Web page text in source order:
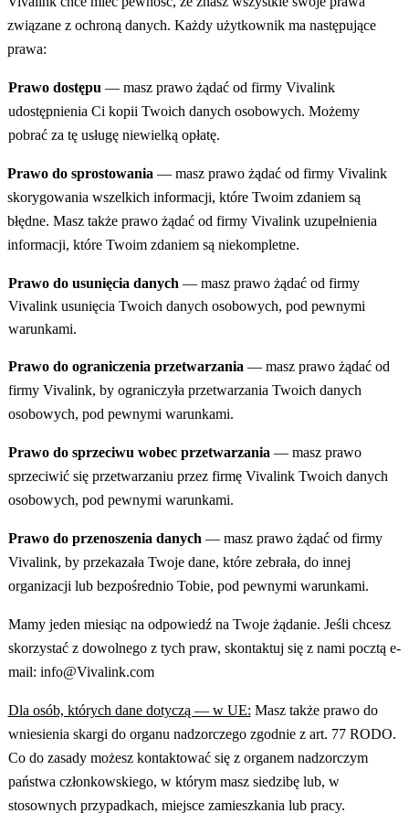
związane z ochroną danych. Każdy użytkownik ma następujące
prawa:
Prawo dostępu — masz prawo żądać od firmy Vivalink
udostępnienia Ci kopii Twoich danych osobowych. Możemy
pobrać za tę usługę niewielką opłatę.
Prawo do sprostowania— masz prawo żądać od firmy Vivalink
skorygowania wszelkich informacji, które Twoim zdaniem są
błędne. Masz także prawo żądać od firmy Vivalink uzupełnienia
informacji, które Twoim zdaniem są niekompletne.
Prawo do usunięcia danych — masz prawo żądać od firmy
Vivalink usunięcia Twoich danych osobowych, pod pewnymi
warunkami.
Prawo do ograniczenia przetwarzania — masz prawo żądać od
firmy Vivalink, by ograniczyła przetwarzania Twoich danych
osobowych, pod pewnymi warunkami.
Prawo do sprzeciwu wobec przetwarzania — masz prawo
sprzeciwić się przetwarzaniu przez firmę Vivalink Twoich danych
osobowych, pod pewnymi warunkami.
Prawo do przenoszenia danych — masz prawo żądać od firmy
Vivalink, by przekazała Twoje dane, które zebrała, do innej
organizacji lub bezpośrednio Tobie, pod pewnymi warunkami.
Mamy jeden miesiąc na odpowiedź na Twoje żądanie. Jeśli chcesz
skorzystać z dowolnego z tych praw, skontaktuj się z nami pocztą e-
mail: info@Vivalink.com
Dla osób, których dane dotyczą — w UE: Masz także prawo do
wniesienia skargi do organu nadzorczego zgodnie z art. 77 RODO.
Co do zasady możesz kontaktować się z organem nadzorczym
państwa członkowskiego, w którym masz siedzibę lub, w
stosownych przypadkach, miejsce zamieszkania lub pracy.